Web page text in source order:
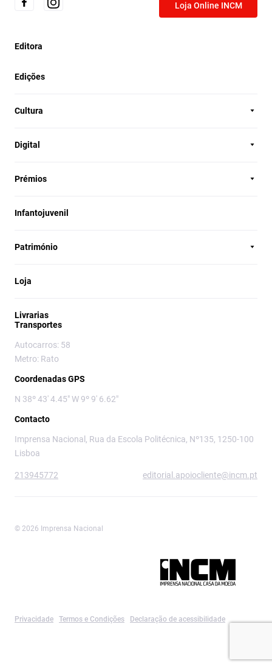
Loja Online INCM
Editora
Edições
Cultura
Digital
Prémios
Infantojuvenil
Património
Loja
Livrarias
Transportes
Autocarros: 58
Metro: Rato
Coordenadas GPS
N 38º 43' 4.45" W 9º 9' 6.62"
Contacto
Imprensa Nacional, Rua da Escola Politécnica, Nº135, 1250-100
Lisboa
213945772 editorial.apoiocliente@incm.pt
© 2026 Imprensa Nacional
Privacidade Termos e Condições Declaração de acessibilidade